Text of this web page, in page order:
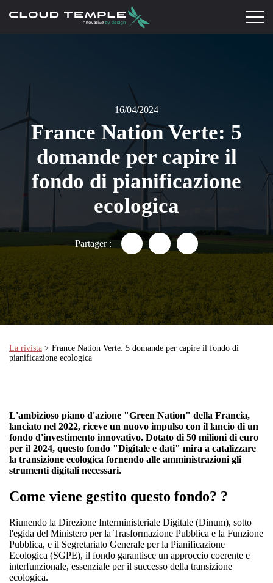
16/04/2024
France Nation Verte: 5
domande per capire il
fondo di pianificazione
ecologica
Partager : Partager "France Nation
Partager "France
Partager
La rivista > France Nation Verte: 5 domande per capire il fondo di
pianificazione ecologica
L'ambizioso piano d'azione "Green Nation" della Francia,
lanciato nel 2022, riceve un nuovo impulso con il lancio di un
fondo d'investimento innovativo. Dotato di 50 milioni di euro
per il 2024, questo fondo "Digitale e dati" mira a catalizzare
la transizione ecologica fornendo alle amministrazioni gli
strumenti digitali necessari.
Come viene gestito questo fondo? ?
Riunendo la Direzione Interministeriale Digitale (Dinum), sotto
l'egida del Ministero per la Trasformazione Pubblica e la Funzione
Pubblica, e il Segretariato Generale per la Pianificazione
Ecologica (SGPE), il fondo garantisce un approccio coerente e
interfunzionale, essenziale per il successo della transizione
ecologica.